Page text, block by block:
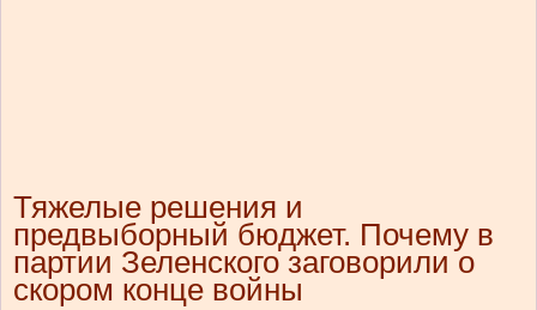
Тяжелые решения и
предвыборный бюджет. Почему в
партии Зеленского заговорили о
скором конце войны